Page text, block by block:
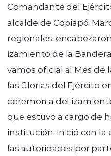
Comandante del
alcalde de Copiapó,
regionales,
izamiento de la
vamos oficial al Mes de
las Glorias del Ejército
ceremonia del
que estuvo a cargo de
institución, inició con la
las autoridades por